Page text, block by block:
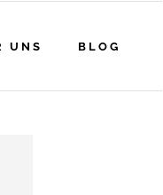
UNS BLOG